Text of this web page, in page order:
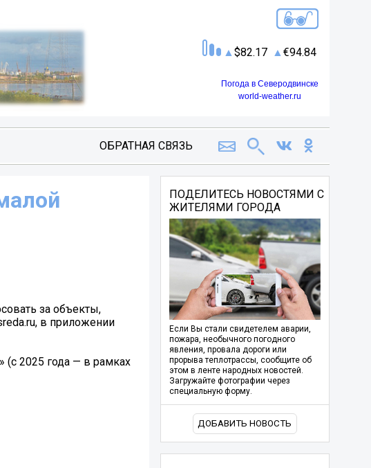
82.17 94.84
Погода в Северодвинске
world-weather.ru
ОБРАТНАЯ СВЯЗЬ
за объекты,
в приложении
(с 2025 года — в рамках
ПОДЕЛИТЕСЬ НОВОСТЯМИ С
ЖИТЕЛЯМИ ГОРОДА
Если Вы стали свидетелем аварии,
пожара, необычного погодного
явления, провала дороги или
прорыва теплотрассы, сообщите об
этом в ленте народных новостей.
Загружайте фотографии через
специальную форму.
ДОБАВИТЬ НОВОСТЬ